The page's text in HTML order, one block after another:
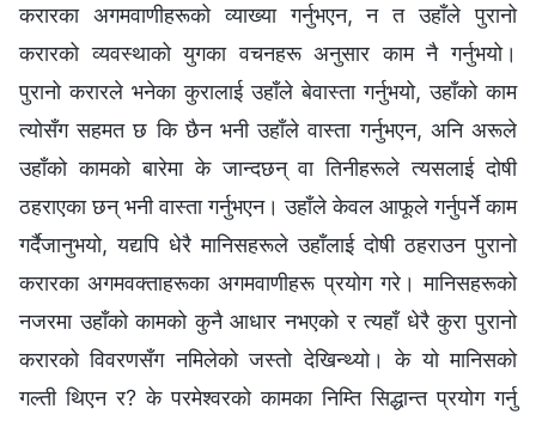
करारका अगमवाणीहरूको व्याख्या गर्नुभएन, न त उहाँले पुरानो
करारको व्यवस्थाको युगका वचनहरू अनुसार काम नै गर्नुभयो।
पुरानो करारले भनेका कुरालाई उहाँले बेवास्ता गर्नुभयो, उहाँको काम
त्योसँग सहमत छ कि छैन भनी उहाँले वास्ता गर्नुभएन, अनि अरूले
उहाँको कामको बारेमा के जान्दछन् वा तिनीहरूले त्यसलाई दोषी
ठहराएका छन् भनी वास्ता गर्नुभएन। उहाँले केवल आफूले गर्नुपर्ने काम
गर्दैजानुभयो, यद्यपि धेरै मानिसहरूले उहाँलाई दोषी ठहराउन पुरानो
करारका अगमवक्ताहरूका अगमवाणीहरू प्रयोग गरे। मानिसहरूको
नजरमा उहाँको कामको कुनै आधार नभएको र त्यहाँ धेरै कुरा पुरानो
करारको विवरणसँग नमिलेको जस्तो देखिन्थ्यो। के यो मानिसको
गल्ती थिएन र? के परमेश्‍वरको कामका निम्ति सिद्धान्त प्रयोग गर्नु